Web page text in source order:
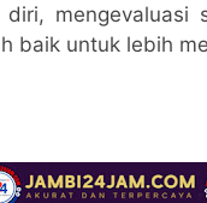
diri, mengevaluasi
baik untuk lebih